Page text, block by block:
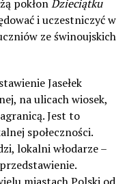
pokłonDzieciątku
i uczestniczyć w
ze świnoujskich
Jasełek
na ulicach wiosek,
Jest to
społeczności.
lokalni włodarze –